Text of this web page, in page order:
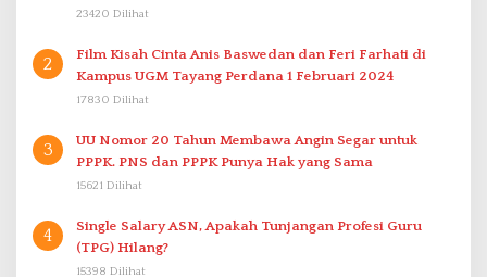
23420 Dilihat
2
Film Kisah Cinta Anis Baswedan dan Feri Farhati di
Kampus UGM Tayang Perdana 1 Februari 2024
17830 Dilihat
3
UU Nomor 20 Tahun Membawa Angin Segar untuk
PPPK. PNS dan PPPK Punya Hak yang Sama
15621 Dilihat
4
Single Salary ASN, Apakah Tunjangan Profesi Guru
(TPG) Hilang?
15398 Dilihat